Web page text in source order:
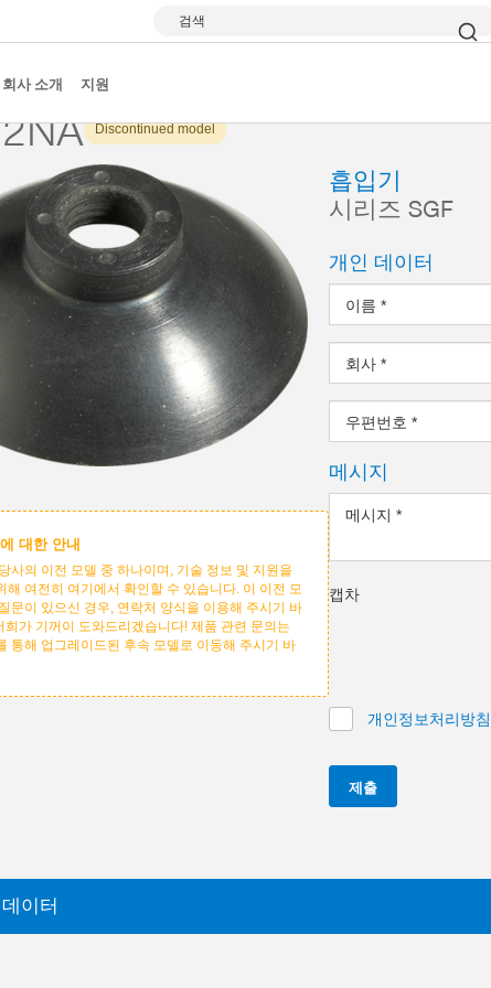
검색
회사 소개 지원
시리즈 SGF SGF22NA
Discontinued model
대한 안내
사의 이전 모델 중 하나이며, 기술 정보 및 지원을
해 여전히 여기에서 확인할 수 있습니다. 이 이전 모
문이 있으신 경우, 연락처 양식을 이용해 주시기 바
희가 기꺼이 도와드리겠습니다! 제품 관련 문의는
통해 업그레이드된 후속 모델로 이동해 주시기 바
흡입기
시리즈 SGF
개인 데이터
이름*
회사*
우편번호*
메시지
메시지*
캡차
개인정보처리방침
제출
이터